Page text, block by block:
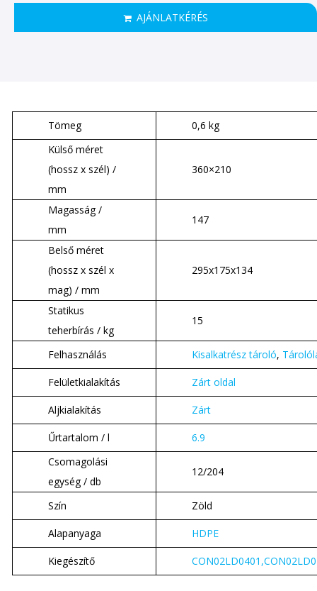
AJÁNLATKÉRÉS
Tömeg
0,6 kg
Külső méret
(hossz x szél) /
mm
360×210
Magasság /
mm
147
Belső méret
(hossz x szél x
mag) / mm
295x175x134
Statikus
teherbírás / kg
15
Felhasználás Kisalkatrész tároló,
Felületkialakítás Zárt oldal
Aljkialakítás Zárt
Űrtartalom / l
6.9
Csomagolási
egység / db
12/204
Szín Zöld
Alapanyaga HDPE
Kiegészítő